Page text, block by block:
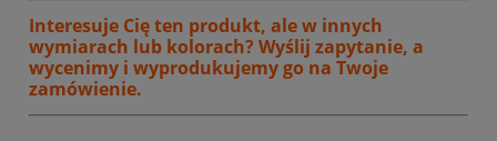
Interesuje Cię ten produkt, ale w innych
wymiarach lub kolorach? Wyślij zapytanie, a
wycenimy i wyprodukujemy go na Twoje
zamówienie.